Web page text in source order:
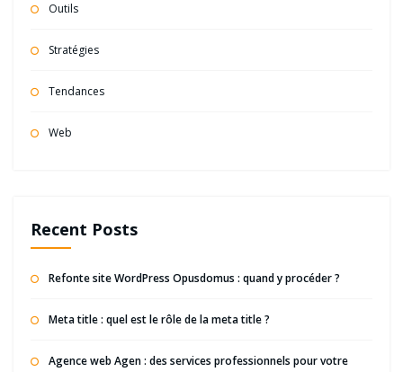
Outils
Stratégies
Tendances
Web
Recent Posts
Refonte site WordPress Opusdomus : quand y procéder ?
Meta title : quel est le rôle de la meta title ?
Agence web Agen : des services professionnels pour votre